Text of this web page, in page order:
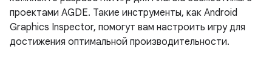
проектами AGDE. Такие инструменты, как Android
Graphics Inspector, помогут вам настроить игру для
достижения оптимальной производительности.